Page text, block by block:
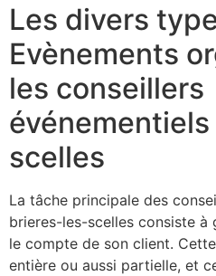
Les divers
Evènements
les conseillers
scelles
La tâche principale des
brieres-les-scelles consiste à
le compte de son client.
entière ou aussi partielle, et